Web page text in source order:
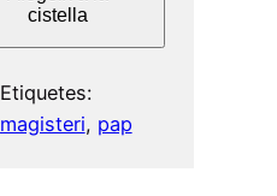
cistella
Etiquetes:
magisteri, pap